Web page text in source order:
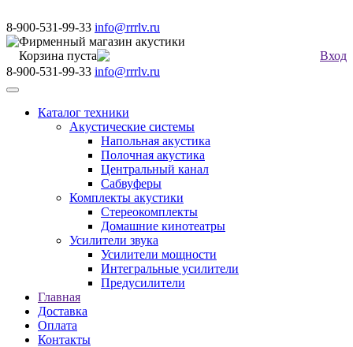
8-900-531-99-33 info@rrrlv.ru
Фирменный магазин акустики
Корзина пуста
Вход
8-900-531-99-33 info@rrrlv.ru
Меню
Каталог техники
Акустические системы
Напольная акустика
Полочная акустика
Центральный канал
Сабвуферы
Комплекты акустики
Стереокомплекты
Домашние кинотеатры
Усилители звука
Усилители мощности
Интегральные усилители
Предусилители
Главная
Доставка
Оплата
Контакты